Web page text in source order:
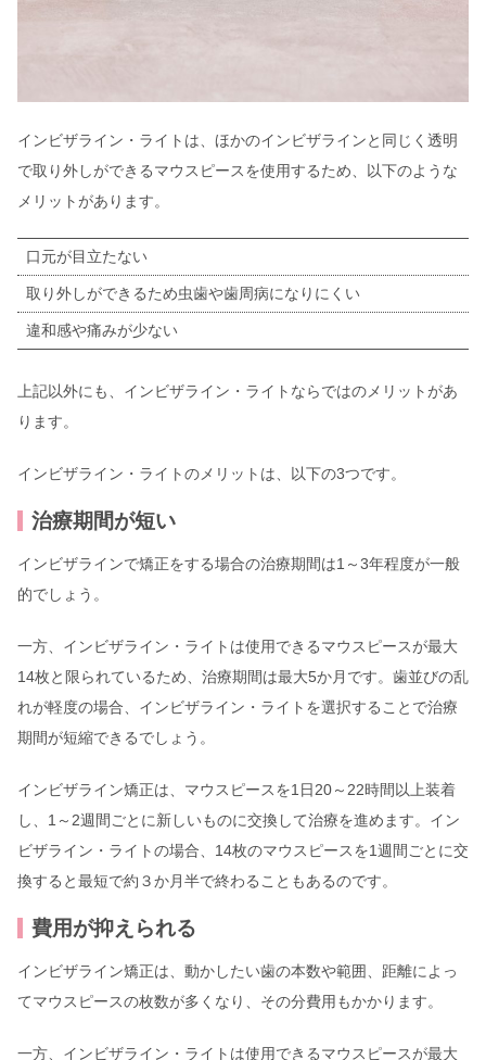
インビザライン・ライトは、ほかのインビザラインと同じく透明
で取り外しができるマウスピースを使用するため、以下のような
メリットがあります。
口元が目立たない
取り外しができるため虫歯や歯周病になりにくい
違和感や痛みが少ない
上記以外にも、インビザライン・ライトならではのメリットがあ
ります。
インビザライン・ライトのメリットは、以下の3つです。
治療期間が短い
インビザラインで矯正をする場合の治療期間は1～3年程度が一般
的でしょう。
一方、インビザライン・ライトは使用できるマウスピースが最大
14枚と限られているため、治療期間は最大5か月です。歯並びの乱
れが軽度の場合、インビザライン・ライトを選択することで治療
期間が短縮できるでしょう。
インビザライン矯正は、マウスピースを1日20～22時間以上装着
し、1～2週間ごとに新しいものに交換して治療を進めます。イン
ビザライン・ライトの場合、14枚のマウスピースを1週間ごとに交
換すると最短で約３か月半で終わることもあるのです。
費用が抑えられる
インビザライン矯正は、動かしたい歯の本数や範囲、距離によっ
てマウスピースの枚数が多くなり、その分費用もかかります。
一方、インビザライン・ライトは使用できるマウスピースが最大